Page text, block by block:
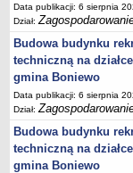
konkursy
Podręcznik
Plan działania
Strategia
Lista osób
Lista aktywności
Lista lokalnych
Data publikacji: 6 sierpnia
Dział:
Budowa budynku
techniczną na
gmina Boniewo
Data publikacji: 6 sierpnia
Dział:
Budowa budynku
techniczną na
gmina Boniewo